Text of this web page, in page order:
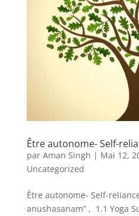
Être autonome- Self-
par Aman Singh | Mai 12,
Uncategorized
Être autonome- Self-
anushasanam” , 1.1 Yoga